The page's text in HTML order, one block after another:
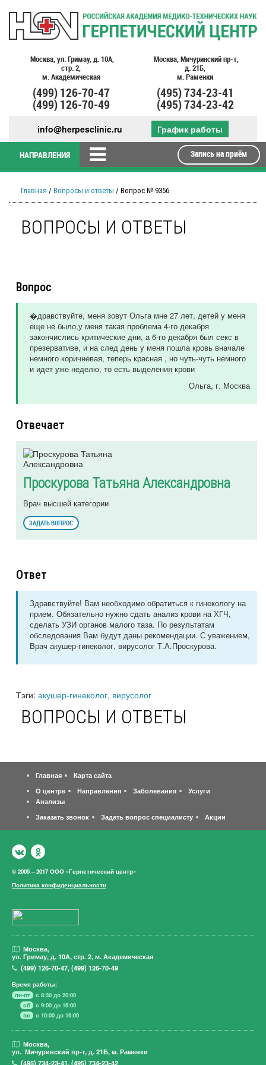
Москва, ул. Гримау, д. 10А,
стр. 2,
м. Академическая
(499)126-70-47
(499)126-70-49
Москва, Мичуринский пр-т,
д. 21Б,
м. Раменки
(495)734-23-41
(495)734-23-42
info@herpesclinic.ru График работы
НАПРАВЛЕНИЯ Запись на приём
Главная / Вопросы и ответы / Вопрос № 9356
ВОПРОСЫ И ОТВЕТЫ
Вопрос
�дравствуйте, меня зовут Ольга мне 27 лет, детей у меня
еще не было,у меня такая проблема 4-го декабря
закончислись критические дни, а 6-го декабря был секс в
презервативе, и на след день у меня пошла кровь вначале
немного коричневая, теперь красная , но чуть-чуть немного
и идет уже неделю, то есть выделения крови
Ольга, г. Москва
Отвечает
Проскурова Татьяна Александровна
Врач высшей категории
ЗАДАТЬ ВОПРОС
Ответ
Здравствуйте! Вам необходимо обратиться к гинекологу на
прием. Обязательно нужно сдать анализ крови на ХГЧ,
сделать УЗИ органов малого таза. По результатам
обследования Вам будут даны рекомендации. С уважением,
Врач акушер-гинеколог, вирусолог Т.А.Проскурова.
Тэги: акушер-гинеколог, вирусолог
ВОПРОСЫ И ОТВЕТЫ
Главная
Карта сайта
О центре
Направления Заболевания
Услуги
Анализы
Заказать звонок
Задать вопрос специалисту Акции
© 2005 – 2017 ООО «Герпетический центр»
Политика конфиденциальности
Москва,
ул. Гримау, д. 10А, стр. 2, м. Академическая
(499)126-70-47,(499)126-70-49
Время работы:
пн-пт
с 8:30 до 20:00
сб
с 9:00 до 16:00
вс
с 10:00 до 16:00
Москва,
ул. Мичуринский пр-т, д. 21Б, м. Раменки
(495)734-23-41,(495)734-23-42